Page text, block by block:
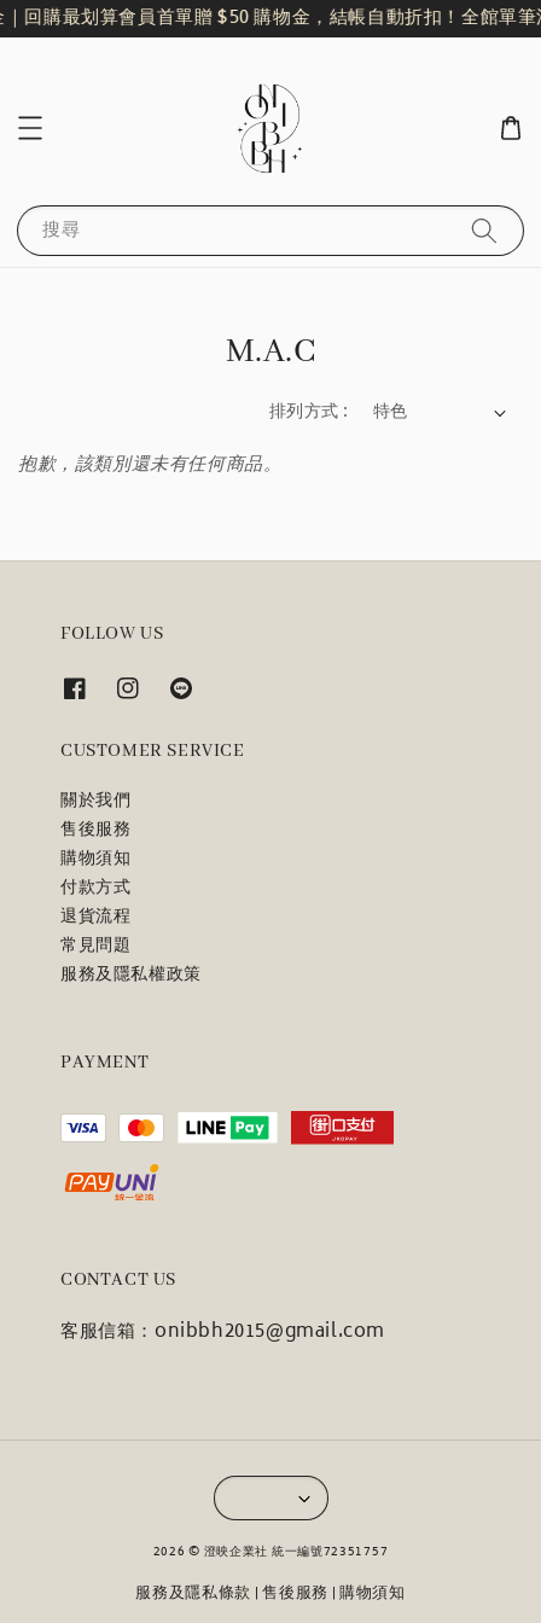
回購最划算會員首單贈 $50 購物金，結帳自動折扣！ 全館單
搜尋
M.A.C
排列方式 :
抱歉，該類別還未有任何商品。
FOLLOW US
CUSTOMER SERVICE
關於我們
售後服務
購物須知
付款方式
退貨流程
常見問題
服務及隱私權政策
PAYMENT
CONTACT US
客服信箱：onibbh2015@gmail.com
2026 © 澄映企業社 統一編號72351757
服務及隱私條款 |售後服務 |購物須知